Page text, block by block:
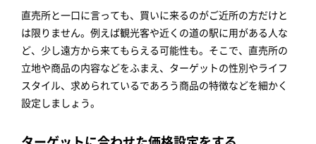
直売所と一口に言っても、買いに来るのがご近所の方だけと
は限りません。例えば観光客や近くの道の駅に用がある人な
ど、少し遠方から来てもらえる可能性も。そこで、直売所の
立地や商品の内容などをふまえ、ターゲットの性別やライフ
スタイル、求められているであろう商品の特徴などを細かく
設定しましょう。